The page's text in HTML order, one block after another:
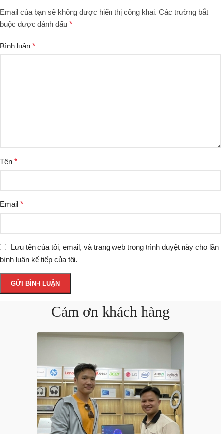
Email của bạn sẽ không được hiển thị công khai. Các trường bắt
buộc được đánh dấu *
Bình luận *
Tên *
Email *
Lưu tên của tôi, email, và trang web trong trình duyệt này cho lần
bình luận kế tiếp của tôi.
Cảm ơn khách hàng